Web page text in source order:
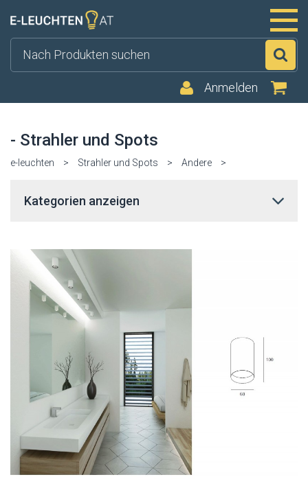
Anmelden
- Strahler und Spots
e-leuchten > Strahler und Spots > Andere >
Kategorien anzeigen